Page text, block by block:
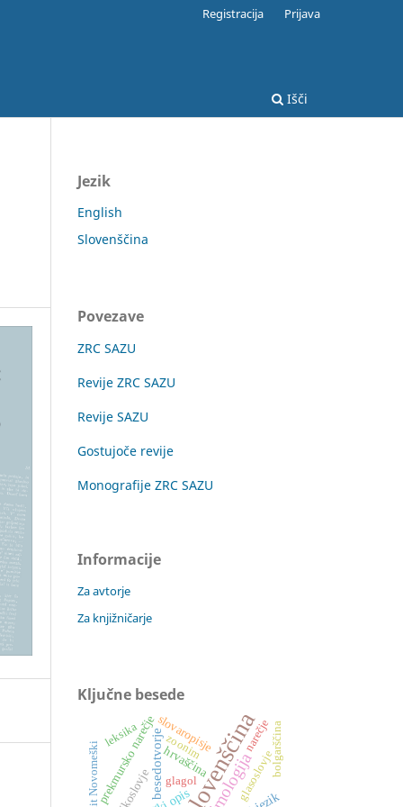
Išči
Registracija Prijava
Jezik
English
Slovenščina
Povezave
ZRC SAZU
Revije ZRC SAZU
Revije SAZU
Gostujoče revije
Monografije ZRC SAZU
Informacije
Za avtorje
Za knjižničarje
Ključne besede
slovenščina
etimologija
besedotvorje
prekmursko narečjehrvaščina
slovaropisje
Hipolit Novomeški
leksika zoonim
glasoslovje
glagol
bolgarščina
narečje